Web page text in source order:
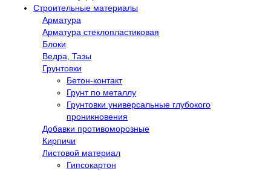
Строительные материалы
Арматура
Арматура стеклопластиковая
Блоки
Ведра, Тазы
Грунтовки
Бетон-контакт
Грунт по металлу
Грунтовки универсальные глубокого
проникновения
Добавки противоморозные
Кирпичи
Листовой материал
Гипсокартон